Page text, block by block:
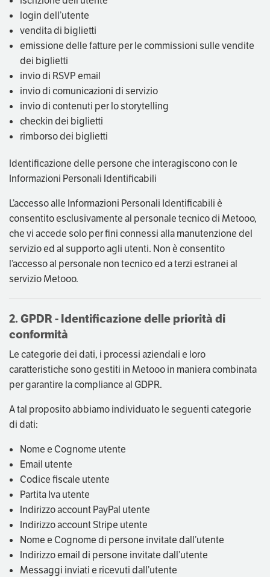
login dell’utente
vendita di biglietti
emissione delle fatture per le commissioni sulle vendite
dei biglietti
invio di RSVP email
invio di comunicazioni di servizio
invio di contenuti per lo storytelling
checkin dei biglietti
rimborso dei biglietti
Identificazione delle persone che interagiscono con le
Informazioni Personali Identificabili
L’accesso alle Informazioni Personali Identificabili è
consentito esclusivamente al personale tecnico di Metooo,
che vi accede solo per fini connessi alla manutenzione del
servizio ed al supporto agli utenti. Non è consentito
l’accesso al personale non tecnico ed a terzi estranei al
servizio Metooo.
2. GPDR - Identificazione delle priorità di
conformità
Le categorie dei dati, i processi aziendali e loro
caratteristiche sono gestiti in Metooo in maniera combinata
per garantire la compliance al GDPR.
A tal proposito abbiamo individuato le seguenti categorie
di dati:
Nome e Cognome utente
Email utente
Codice fiscale utente
Partita Iva utente
Indirizzo account PayPal utente
Indirizzo account Stripe utente
Nome e Cognome di persone invitate dall’utente
Indirizzo email di persone invitate dall’utente
Messaggi inviati e ricevuti dall’utente